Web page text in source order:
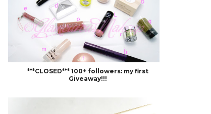
***CLOSED*** 100+ followers: my first
Giveaway!!!